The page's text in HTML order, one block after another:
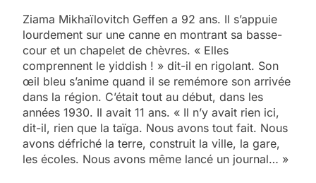
Ziama Mikhaïlovitch Geffen a 92 ans. Il s’appuie
lourdement sur une canne en montrant sa basse-
cour et un chapelet de chèvres. « Elles
comprennent le yiddish ! » dit-il en rigolant. Son
œil bleu s’anime quand il se remémore son arrivée
dans la région. C’était tout au début, dans les
années 1930. Il avait 11 ans. « Il n’y avait rien ici,
dit-il, rien que la taïga. Nous avons tout fait. Nous
avons défriché la terre, construit la ville, la gare,
les écoles. Nous avons même lancé un journal… »